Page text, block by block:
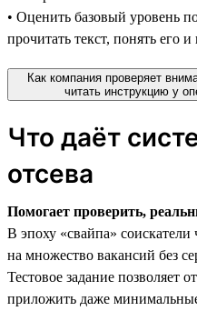
• Оценить базовый уровень
прочитать текст, понять его
Как компания проверяет
читать инструкцию у
Что даёт
отсева
Помогает проверить,
В эпоху «свайпа» соискатели
на множество вакансий без
Тестовое задание позволяет
приложить даже